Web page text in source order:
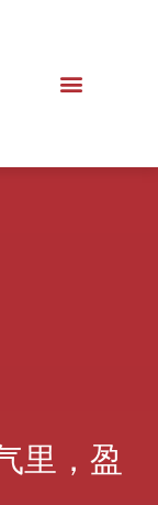
里，盈